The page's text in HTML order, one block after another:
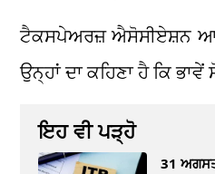
ਟੈਕਸਪੇਅਰਜ਼ ਐਸੋਸੀਏਸ਼ਨ ਆਫ
ਉਨ੍ਹਾਂ ਦਾ ਕਹਿਣਾ ਹੈ ਕਿ
ਇਹ ਵੀ ਪੜ੍ਹੋ
31